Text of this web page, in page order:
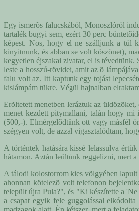
Egy ismerõs falucskából, Monoszlóról
tartalék bugyi sem, ezért 30 perc
képest. Nos, hogy el ne szálljunk a túl
kinyitnunk, és abban se volt köszönet),
kegyetlen éjszakai zivatar, el is
leste a hosszú-rövidet, amit az õ
falu volt az. Itt kaptunk egy tojást
kislámpám tükre. Végül hajnalban
Erõltetett menetben leráztuk az
menet kezdett pitymallani, talán hogy
(500,-). Elmérgelõdtünk ott vagy másfél
szégyen volt, de azzal vigasztalódtam,
A történtek hatására kissé lelassulva
hátamon. Aztán leültünk reggelizni, mert
A tálodi kolostorrom kies völgyében
ahonnan kötelezõ volt telefonon
települt újra Pula?", és "Ki készítette a
a csapat egyik fele guggolással
madzagok alatt. Én kétszer, mert a